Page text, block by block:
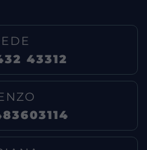
43312